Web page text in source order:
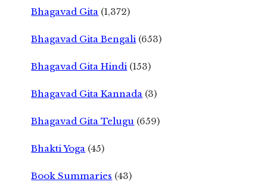
Bhagavad Gita (1,372)
Bhagavad Gita Bengali (653)
Bhagavad Gita Hindi (153)
Bhagavad Gita Kannada (3)
Bhagavad Gita Telugu (659)
Bhakti Yoga (45)
Book Summaries (43)